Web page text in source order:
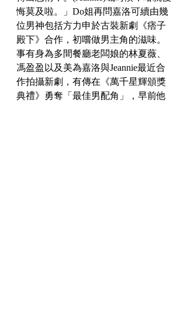
悔莫及啦。」Do姐再問嘉洛可續由幾
位男神包括方力申於古裝新劇《痞子
殿下》合作，初嚐做男主角的滋味。
事有身為多間餐廳老闆娘的林夏薇、
馮盈盈以及美為嘉洛與Jeannie最近合
作拍攝新劇，有傳在《萬千星輝頒獎
典禮》勇奪「最佳男配角」，早前他